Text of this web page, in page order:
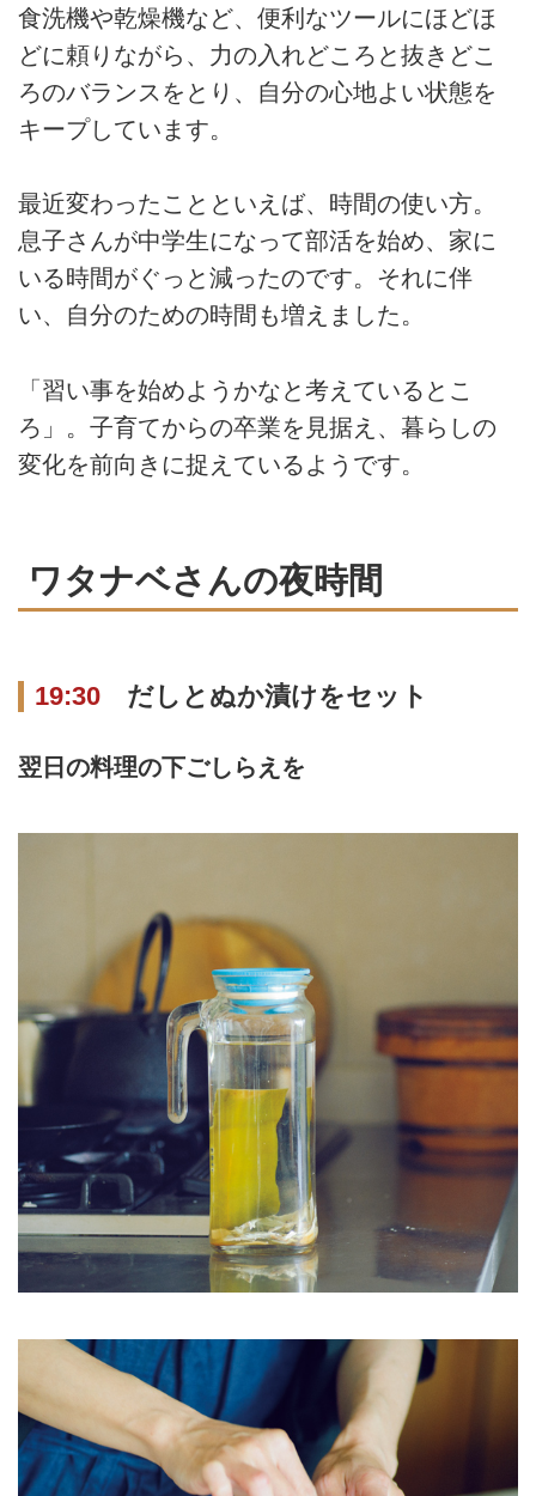
食洗機や乾燥機など、便利なツールにほどほ
どに頼りながら、力の入れどころと抜きどこ
ろのバランスをとり、自分の心地よい状態を
キープしています。
最近変わったことといえば、時間の使い方。
息子さんが中学生になって部活を始め、家に
いる時間がぐっと減ったのです。それに伴
い、自分のための時間も増えました。
「習い事を始めようかなと考えているとこ
ろ」。子育てからの卒業を見据え、暮らしの
変化を前向きに捉えているようです。
ワタナベさんの夜時間
19:30だしとぬか漬けをセット
翌日の料理の下ごしらえを